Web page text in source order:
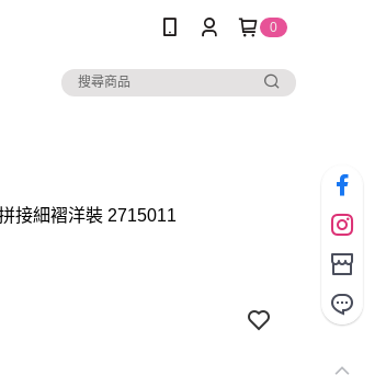
0
接細褶洋裝 2715011